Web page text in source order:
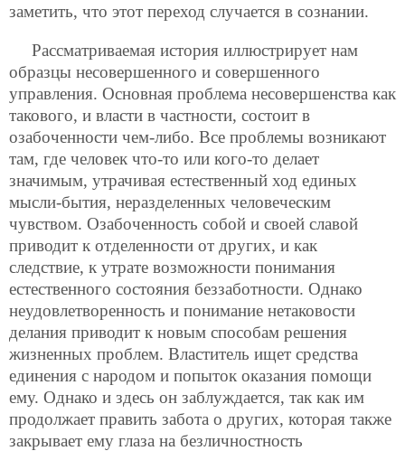
заметить, что этот переход случается в сознании.
Рассматриваемая история иллюстрирует нам
образцы несовершенного и совершенного
управления. Основная проблема несовершенства как
такового, и власти в частности, состоит в
озабоченности чем-либо. Все проблемы возникают
там, где человек что-то или кого-то делает
значимым, утрачивая естественный ход единых
мысли-бытия, неразделенных человеческим
чувством. Озабоченность собой и своей славой
приводит к отделенности от других, и как
следствие, к утрате возможности понимания
естественного состояния беззаботности. Однако
неудовлетворенность и понимание нетаковости
делания приводит к новым способам решения
жизненных проблем. Властитель ищет средства
единения с народом и попыток оказания помощи
ему. Однако и здесь он заблуждается, так как им
продолжает править забота о других, которая также
закрывает ему глаза на безличностность